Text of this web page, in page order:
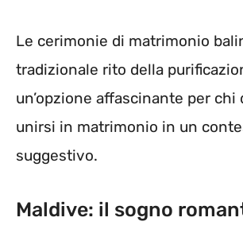
Le cerimonie di matrimonio
tradizionale rito della
un’opzione affascinante per chi
unirsi in matrimonio in un
suggestivo.
Maldive: il sogno